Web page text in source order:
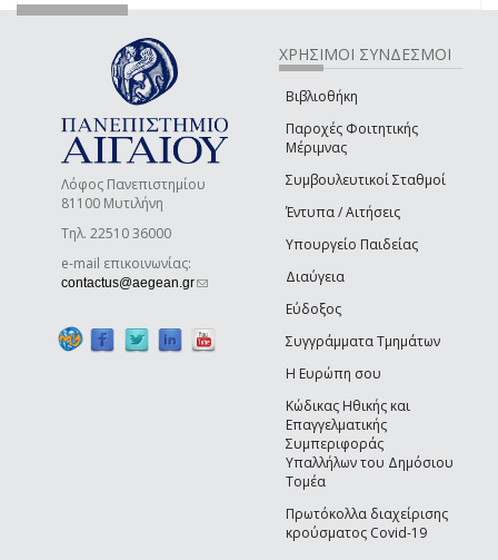
Λόφος Πανεπιστημίου
81100 Μυτιλήνη
Τηλ. 22510 36000
e-mail επικοινωνίας:
contactus@aegean.gr(link sends e-mail)
ΧΡΗΣΙΜΟΙ ΣΥΝΔΕΣΜΟΙ
Βιβλιοθήκη
Παροχές Φοιτητικής
Μέριμνας
Συμβουλευτικοί Σταθμοί
Έντυπα / Αιτήσεις
Υπουργείο Παιδείας
Διαύγεια
Εύδοξος
Συγγράμματα Τμημάτων
Η Ευρώπη σου
Κώδικας Ηθικής και
Επαγγελματικής
Συμπεριφοράς
Υπαλλήλων του Δημόσιου
Τομέα
Πρωτόκολλα διαχείρισης
κρούσματος Covid-19